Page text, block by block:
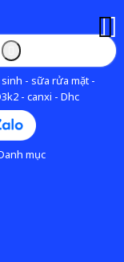
- sữa rửa mặt -
- canxi - Dhc
mục